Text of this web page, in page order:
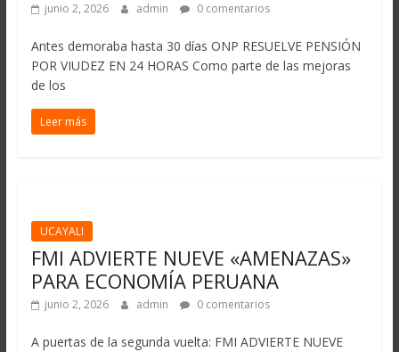
junio 2, 2026 admin 0 comentarios
Antes demoraba hasta 30 días ONP RESUELVE PENSIÓN
POR VIUDEZ EN 24 HORAS Como parte de las mejoras
de los
Leer más
UCAYALI
FMI ADVIERTE NUEVE «AMENAZAS»
PARA ECONOMÍA PERUANA
junio 2, 2026 admin 0 comentarios
A puertas de la segunda vuelta: FMI ADVIERTE NUEVE